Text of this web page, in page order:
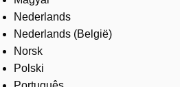
Nederlands
Nederlands (België)
Norsk
Polski